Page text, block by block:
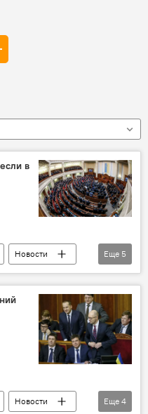
в
Новости
рада
Еще 5
Новости
Еще 4